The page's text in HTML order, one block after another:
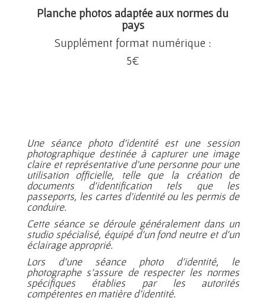
Planche photos adaptée aux normes du
pays
Supplément format numérique :
5€
Une séance photo d’identité est une session
photographique destinée à capturer une image
claire et représentative d’une personne pour une
utilisation officielle, telle que la création de
documents d’identification tels que les
passeports, les cartes d’identité ou les permis de
conduire.
Cette séance se déroule généralement dans un
studio spécialisé, équipé d’un fond neutre et d’un
éclairage approprié.
Lors d’une séance photo d’identité, le
photographe s’assure de respecter les normes
spécifiques établies par les autorités
compétentes en matière d’identité.